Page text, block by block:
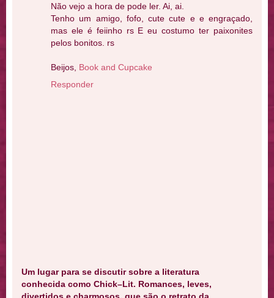
Não vejo a hora de pode ler. Ai, ai.
Tenho um amigo, fofo, cute cute e e engraçado,
mas ele é feiinho rs E eu costumo ter paixonites
pelos bonitos. rs
Beijos, Book and Cupcake
Responder
Um lugar para se discutir sobre a literatura
conhecida como Chick–Lit. Romances, leves,